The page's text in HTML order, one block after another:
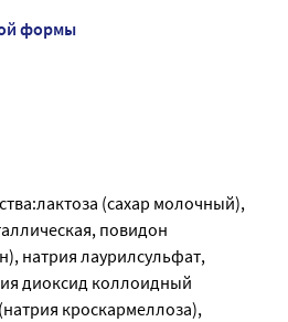
формы
(сахар молочный),
повидон
натрия лаурилсульфат,
диоксид коллоидный
кроскармеллоза),